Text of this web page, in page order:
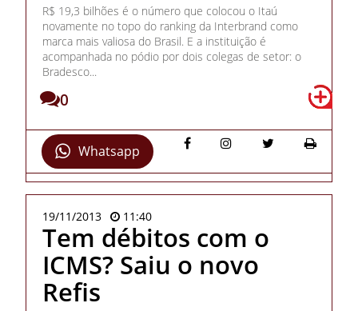
R$ 19,3 bilhões é o número que colocou o Itaú
novamente no topo do ranking da Interbrand como
marca mais valiosa do Brasil. E a instituição é
acompanhada no pódio por dois colegas de setor: o
Bradesco...
0
Whatsapp
19/11/2013 11:40
Tem débitos com o
ICMS? Saiu o novo
Refis